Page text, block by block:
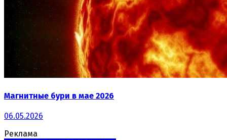
Магнитные бури в мае 2026
06.05.2026
Реклама